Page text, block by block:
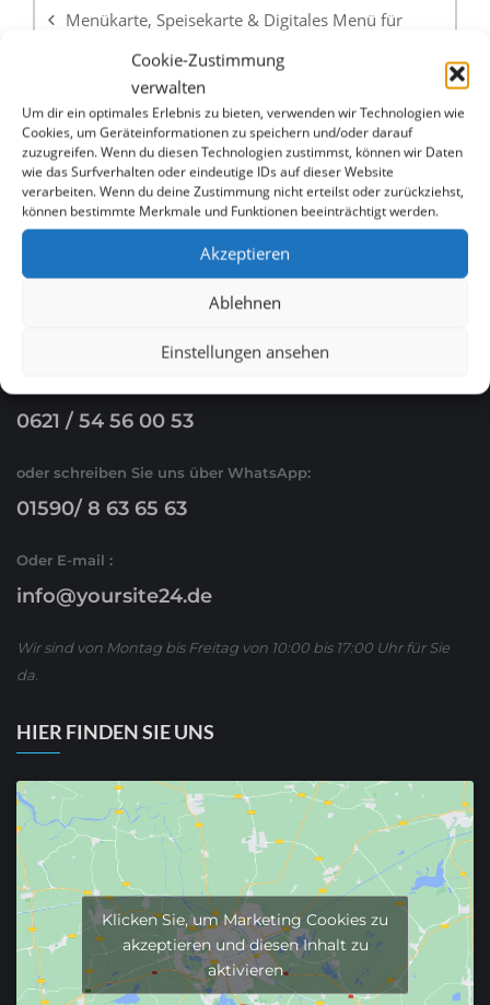
Cookie-Zustimmung
verwalten
Um dir ein optimales Erlebnis zu bieten, verwenden wir Technologien wie
Cookies, um Geräteinformationen zu speichern und/oder darauf
zuzugreifen. Wenn du diesen Technologien zustimmst, können wir Daten
wie das Surfverhalten oder eindeutige IDs auf dieser Website
verarbeiten. Wenn du deine Zustimmung nicht erteilst oder zurückziehst,
können bestimmte Merkmale und Funktionen beeinträchtigt werden.
Akzeptieren
Ablehnen
Einstellungen ansehen
Menükarte, Speisekarte & Digitales Menü für
Menükarte, Speisekarte & Digitales Menü für
Restaurants in Pforzheim günstig erstellen lassen
0621 / 54 56 00 53
oder schreiben Sie uns über WhatsApp:
01590/ 8 63 65 63
Oder E-mail :
info@yoursite24.de
Wir sind von Montag bis Freitag von 10:00 bis 17:00 Uhr für Sie
da.
HIER FINDEN SIE UNS
Klicken Sie, um Marketing Cookies zu
akzeptieren und diesen Inhalt zu
aktivieren